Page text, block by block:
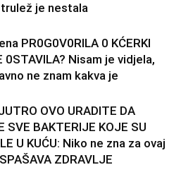
je nestala
PR0G0V0RlLA 0 KĆERKl
0STAVlLA? Nisam je vidjela,
ne znam kakva je
OVO URADITE DA
SVE BAKTERIJE KOJE SU
U KUĆU: Niko ne zna za ovaj
ZDRAVLJE